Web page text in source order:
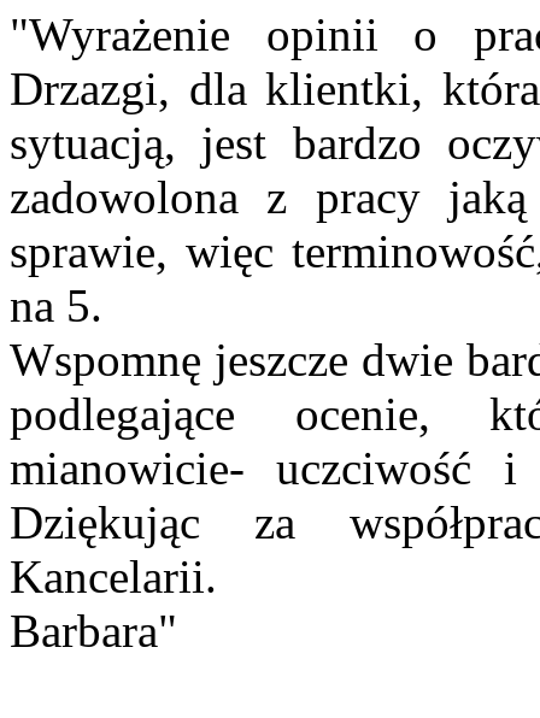
"Wyrażenie opinii o
Drzazgi, dla klientki,
sytuacją, jest bardzo
zadowolona z pracy
sprawie, więc
na 5.
Wspomnę jeszcze dwie
podlegające ocenie,
mianowicie- uczciwość i
Dziękując za
Kancelarii.
Barbara"